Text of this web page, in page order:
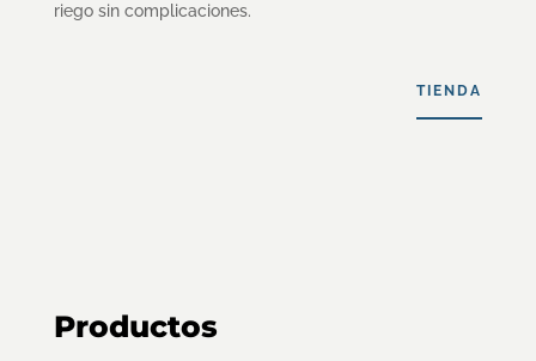
riego sin complicaciones.
TIENDA
Productos